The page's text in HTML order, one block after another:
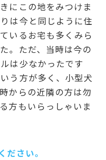
にこの地をみつけま
は今と同じように住
いるお宅も多くみら
。ただ、当時は今の
は少なかったです
う方が多く、小型犬
からの近隣の方は勿
方もいらっしゃいま
さい。